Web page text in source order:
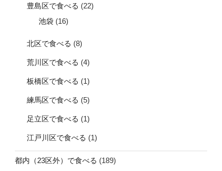
豊島区で食べる (22)
池袋 (16)
北区で食べる (8)
荒川区で食べる (4)
板橋区で食べる (1)
練馬区で食べる (5)
足立区で食べる (1)
江戸川区で食べる (1)
都内（23区外）で食べる (189)